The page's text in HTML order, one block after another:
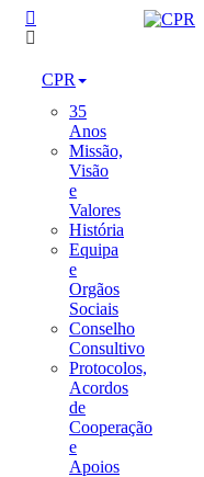
CPR
35
Anos
Missão,
Visão
e
Valores
História
Equipa
e
Orgãos
Sociais
Conselho
Consultivo
Protocolos,
Acordos
de
Cooperação
e
Apoios